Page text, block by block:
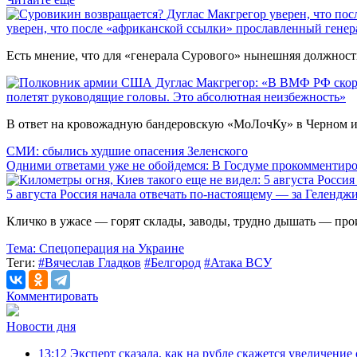
уверен, что после «африканской ссылки» прославленный
Есть мнение, что для «генерала Сурового» нынешняя
полетят руководящие головы. Это абсолютная неизбежность»
В ответ на кровожадную бандеровскую «МоЛочКу» в Черном
СМИ: сбылись худшие опасения Зеленского
Одними ответами уже не обойдемся: В Госдуме
5 августа Россия начала отвечать по-настоящему — за
Кличко в ужасе — горят склады, заводы, трудно дышать —
Тема: Спецоперация на Украине
Теги: #Вячеслав Гладков #Белгород #Атака ВСУ
Комментировать
Новости дня
13:12 Эксперт сказала, как на рубле скажется